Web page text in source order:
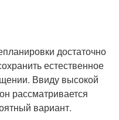
достаточно
естественное
Ввиду высокой
рассматривается
вариант.